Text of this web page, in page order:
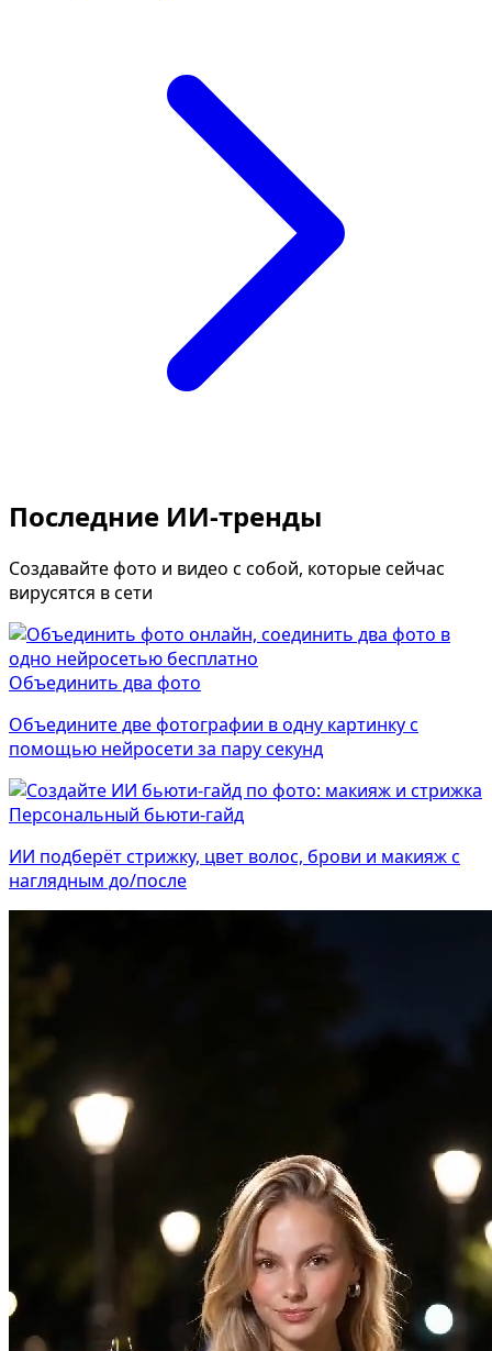
Последние ИИ-тренды
Создавайте фото и видео с собой, которые сейчас
вирусятся в сети
Объединить два фото
Объедините две фотографии в одну картинку с
помощью нейросети за пару секунд
Персональный бьюти-гайд
ИИ подберёт стрижку, цвет волос, брови и макияж с
наглядным до/после